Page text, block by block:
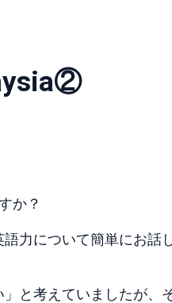
か？
力について簡単にお話
と考えていましたが、